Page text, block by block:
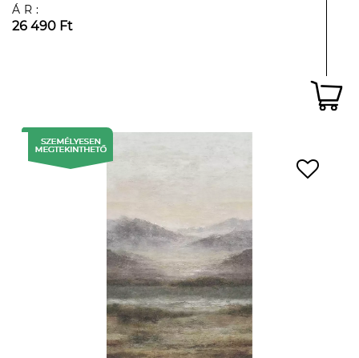
ÁR:
26 490 Ft